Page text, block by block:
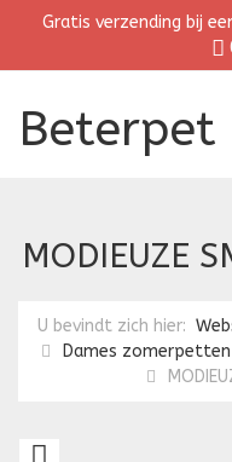
Gratis verzending bij
Beterpet
MODIEUZE
U bevindt zich hier:
Dames zomerpetten